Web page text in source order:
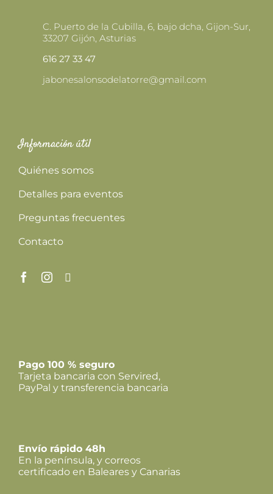
C. Puerto de la Cubilla, 6, bajo dcha, Gijon-Sur,
33207 Gijón, Asturias
616 27 33 47
jabonesalonsodelatorre@gmail.com
Información útil
Quiénes somos
Detalles para eventos
Preguntas frecuentes
Contacto
Pago 100 % seguro
Tarjeta bancaria con Servired,
PayPal y transferencia bancaria
Envío rápido 48h
En la península, y correos
certificado en Baleares y Canarias